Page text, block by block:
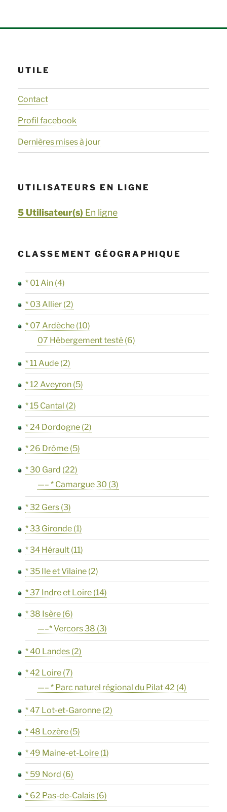
UTILE
Contact
Profil facebook
Dernières mises à jour
UTILISATEURS EN LIGNE
5 Utilisateur(s) En ligne
CLASSEMENT GÉOGRAPHIQUE
* 01 Ain (4)
* 03 Allier (2)
* 07 Ardèche (10)
07 Hébergement testé (6)
* 11 Aude (2)
* 12 Aveyron (5)
* 15 Cantal (2)
* 24 Dordogne (2)
* 26 Drôme (5)
* 30 Gard (22)
—– * Camargue 30 (3)
* 32 Gers (3)
* 33 Gironde (1)
* 34 Hérault (11)
* 35 Ile et Vilaine (2)
* 37 Indre et Loire (14)
* 38 Isère (6)
—–* Vercors 38 (3)
* 40 Landes (2)
* 42 Loire (7)
—– * Parc naturel régional du Pilat 42 (4)
* 47 Lot-et-Garonne (2)
* 48 Lozère (5)
* 49 Maine-et-Loire (1)
* 59 Nord (6)
* 62 Pas-de-Calais (6)